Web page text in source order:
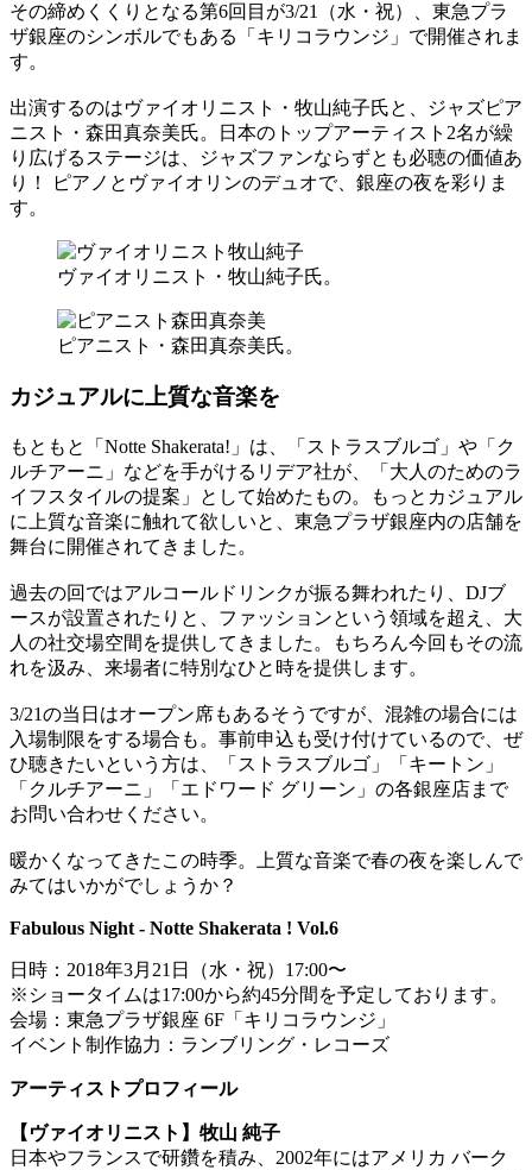
その締めくくりとなる第6回目が3/21（水・祝）、東急プラ
ザ銀座のシンボルでもある「キリコラウンジ」で開催されま
す。
出演するのはヴァイオリニスト・牧山純子氏と、ジャズピア
ニスト・森田真奈美氏。日本のトップアーティスト2名が繰
り広げるステージは、ジャズファンならずとも必聴の価値あ
り！ ピアノとヴァイオリンのデュオで、銀座の夜を彩りま
す。
ヴァイオリニスト・牧山純子氏。
ピアニスト・森田真奈美氏。
カジュアルに上質な音楽を
もともと「Notte Shakerata!」は、「ストラスブルゴ」や「ク
ルチアーニ」などを手がけるリデア社が、「大人のためのラ
イフスタイルの提案」として始めたもの。もっとカジュアル
に上質な音楽に触れて欲しいと、東急プラザ銀座内の店舗を
舞台に開催されてきました。
過去の回ではアルコールドリンクが振る舞われたり、DJブ
ースが設置されたりと、ファッションという領域を超え、大
人の社交場空間を提供してきました。もちろん今回もその流
れを汲み、来場者に特別なひと時を提供します。
3/21の当日はオープン席もあるそうですが、混雑の場合には
入場制限をする場合も。事前申込も受け付けているので、ぜ
ひ聴きたいという方は、「ストラスブルゴ」「キートン」
「クルチアーニ」「エドワード グリーン」の各銀座店まで
お問い合わせください。
暖かくなってきたこの時季。上質な音楽で春の夜を楽しんで
みてはいかがでしょうか？
Fabulous Night - Notte Shakerata ! Vol.6
日時：2018年3月21日（水・祝）17:00〜
※ショータイムは17:00から約45分間を予定しております。
会場：東急プラザ銀座 6F「キリコラウンジ」
イベント制作協力：ランブリング・レコーズ
アーティストプロフィール
【ヴァイオリニスト】牧山 純子
日本やフランスで研鑽を積み、2002年にはアメリカ バーク